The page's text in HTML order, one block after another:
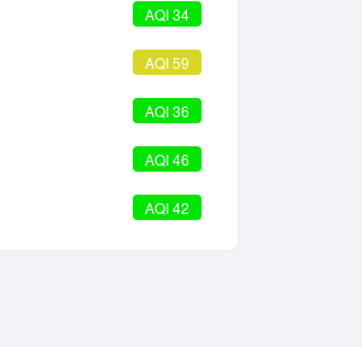
AQI 34
AQI 59
AQI 36
AQI 46
AQI 42